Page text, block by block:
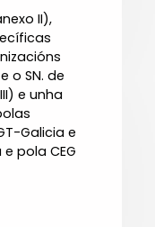
II),
o SN. de
e unha
Galicia e
e pola CEG